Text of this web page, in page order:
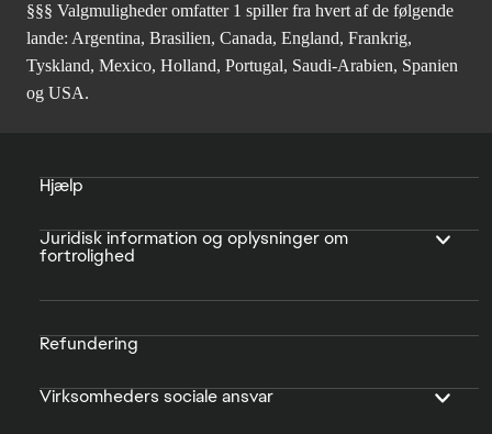
§§§ Valgmuligheder omfatter 1 spiller fra hvert af de følgende
lande: Argentina, Brasilien, Canada, England, Frankrig,
Tyskland, Mexico, Holland, Portugal, Saudi-Arabien, Spanien
og USA.
Hjælp
Juridisk information og oplysninger om
fortrolighed
Refundering
Virksomheders sociale ansvar